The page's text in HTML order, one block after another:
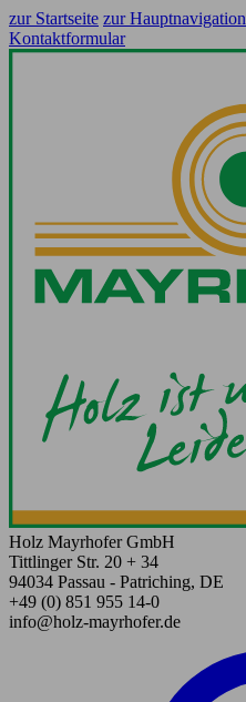
zur Startseite zur Hauptnavigation
Kontaktformular
Holz Mayrhofer GmbH
Tittlinger Str. 20 + 34
94034 Passau - Patriching, DE
+49 (0) 851 955 14-0
info@holz-mayrhofer.de